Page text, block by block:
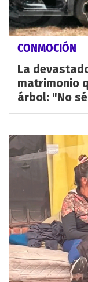
CONMOCIÓN
La
matrimonio
árbol: "No